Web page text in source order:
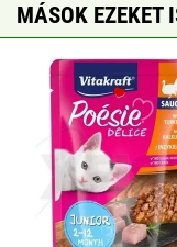
MÁSOK EZEKET